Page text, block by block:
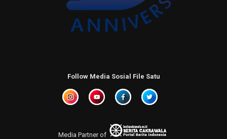
Follow Media Sosial File Satu
Media Partner of